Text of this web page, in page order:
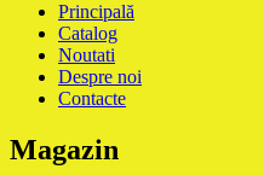
Principală
Catalog
Noutati
Despre noi
Contacte
Magazin